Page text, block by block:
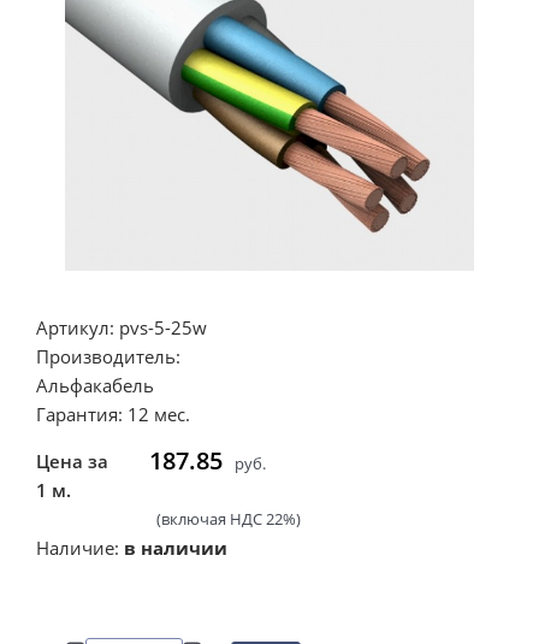
Артикул: pvs-5-25w
Производитель:
Альфакабель
Гарантия: 12 мес.
Цена за
1 м.
187.85 руб.
(включая НДС 22%)
Наличие: в наличии